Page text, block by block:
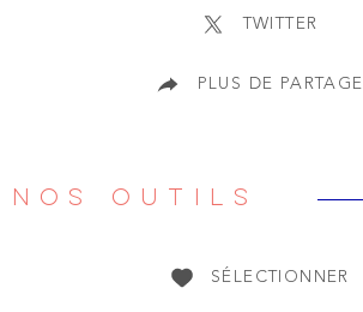
TWITTER
PLUS DE PARTAGE
NOS OUTILS
SÉLECTIONNER